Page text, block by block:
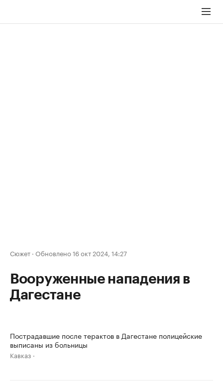
Сюжет · Обновлено 16 окт 2024, 14:27
Вооруженные нападения в
Дагестане
Пострадавшие после терактов в Дагестане полицейские
выписаны из больницы
Кавказ